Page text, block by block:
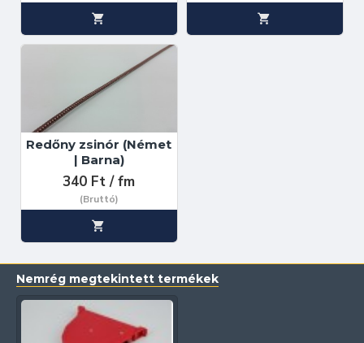
Redőny zsinór (Német
| Barna)
340 Ft / fm
(Bruttó)
Nemrég megtekintett termékek